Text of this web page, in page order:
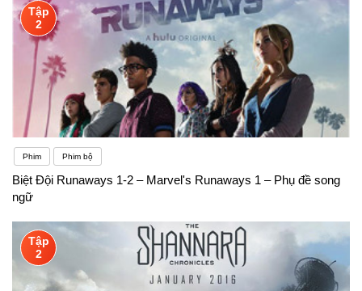
Tập
2
Phim Phim bộ
Biệt Đội Runaways 1-2 – Marvel's Runaways 1 – Phụ đề song
ngữ
Tập
2